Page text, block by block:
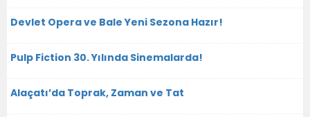
Devlet Opera ve Bale Yeni Sezona Hazır!
Pulp Fiction 30. Yılında Sinemalarda!
Alaçatı’da Toprak, Zaman ve Tat